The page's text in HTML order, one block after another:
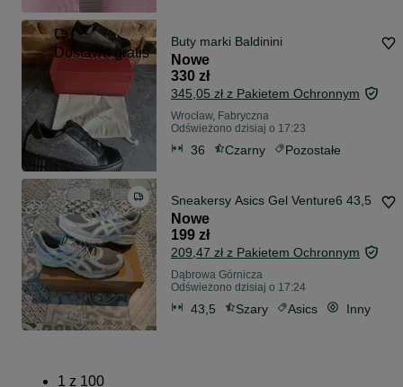
Dostawa gratis
Buty marki Baldinini
Nowe
330 zł
345,05 zł z Pakietem Ochronnym
Wrocław, Fabryczna
Odświeżono dzisiaj o 17:23
36 Czarny Pozostałe
Sneakersy Asics Gel Venture6 43,5
Nowe
199 zł
209,47 zł z Pakietem Ochronnym
Dąbrowa Górnicza
Odświeżono dzisiaj o 17:24
43,5 Szary Asics Inny
1 z 100